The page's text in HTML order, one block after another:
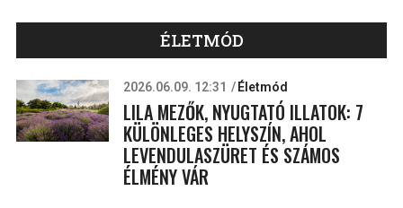
ÉLETMÓD
2026.06.09. 12:31 Életmód
LILA MEZŐK, NYUGTATÓ ILLATOK: 7
KÜLÖNLEGES HELYSZÍN, AHOL
LEVENDULASZÜRET ÉS SZÁMOS
ÉLMÉNY VÁR